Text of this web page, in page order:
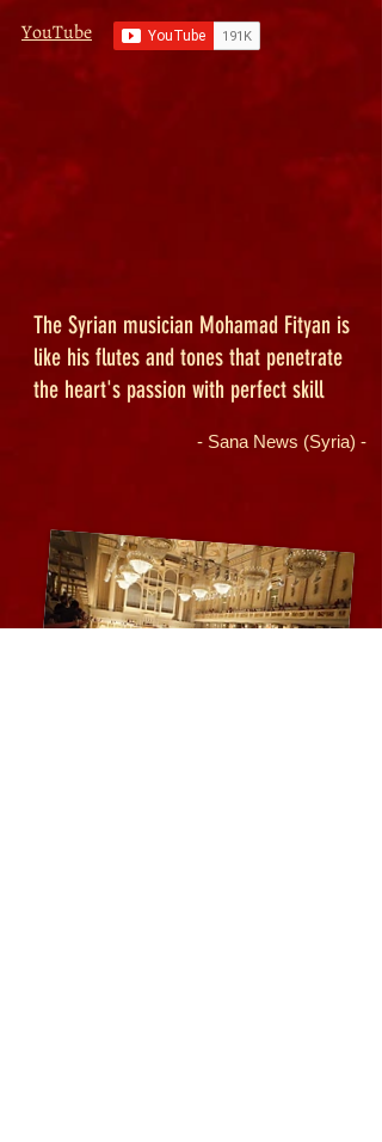
YouTube
The Syrian musician Mohamad Fityan is
like his flutes and tones that penetrate
the heart's passion with perfect skill
​- Sana News (Syria) -